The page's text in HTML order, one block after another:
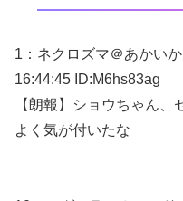
1： ネクロズマ＠あかい
16:44:45 ID:M6hs83ag
【朗報】ショウちゃん、
よく気が付いたな